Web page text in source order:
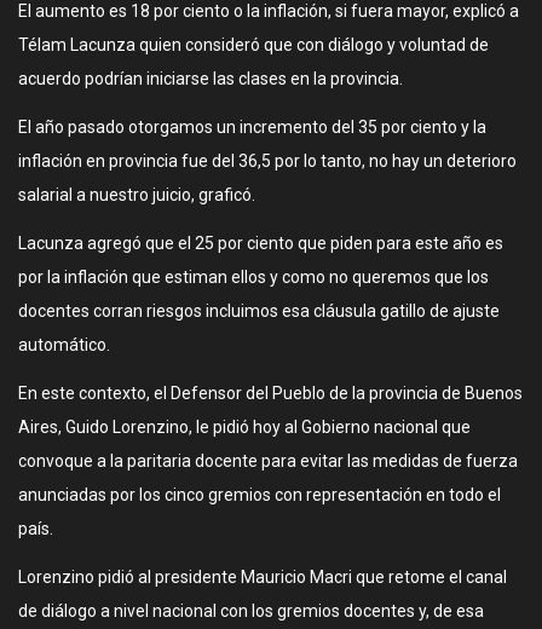
El aumento es 18 por ciento o la inflación, si fuera mayor, explicó a
Télam Lacunza quien consideró que con diálogo y voluntad de
acuerdo podrían iniciarse las clases en la provincia.
El año pasado otorgamos un incremento del 35 por ciento y la
inflación en provincia fue del 36,5 por lo tanto, no hay un deterioro
salarial a nuestro juicio, graficó.
Lacunza agregó que el 25 por ciento que piden para este año es
por la inflación que estiman ellos y como no queremos que los
docentes corran riesgos incluimos esa cláusula gatillo de ajuste
automático.
En este contexto, el Defensor del Pueblo de la provincia de Buenos
Aires, Guido Lorenzino, le pidió hoy al Gobierno nacional que
convoque a la paritaria docente para evitar las medidas de fuerza
anunciadas por los cinco gremios con representación en todo el
país.
Lorenzino pidió al presidente Mauricio Macri que retome el canal
de diálogo a nivel nacional con los gremios docentes y, de esa